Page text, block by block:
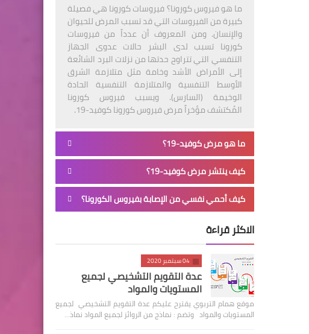
ما هو فيروس كورونا؟ فيروسات كورونا هي فصيلة
كبيرة من الفيروسات التي قد تسبب المرض للحيوان
والإنسان. ومن المعروف أن عدداً من فيروسات
كورونا تسبب لدى البشر حالات عدوى الجهاز
التنفسي التي تتراوح حدتها من نزلات البرد الشائعة
إلى الأمراض الأشد وخامة مثل متلازمة الشرق
الأوسط التنفسية والمتلازمة التنفسية الحادة
الوخيمة (السارس). ويسبب فيروس كورونا
المُكتشف مؤخراً مرض فيروس كورونا كوفيد-19.
ما هو مرض كوفيد-19؟
كيف ينتشر مرض كوفيد-19؟
كيف أحمي نفسي من الإصابة بفيروس الكورونا؟
الاكثر قراءة
04 سبتمبر 2020
عدة التقويم التشخيصي لجميع
المستويات والمواد
موقع همام التربوي يقترح عليكم عدة التقويم التشخيصي لجميع
المستويات والمواد وتضم : نماذج من الروائز لجميع المواد نماذ…